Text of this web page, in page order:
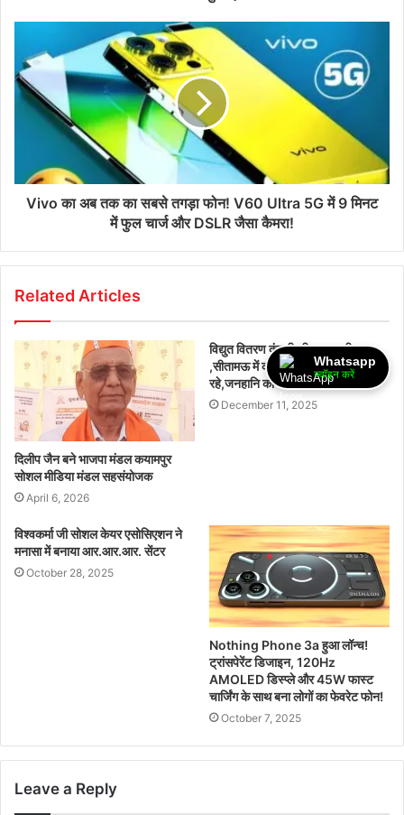
Vivo का अब तक का सबसे तगड़ा फोन! V60 Ultra 5G में 9 मिनट
में फुल चार्ज और DSLR जैसा कैमरा!
Related Articles
दिलीप जैन बने भाजपा मंडल कयामपुर
सोशल मीडिया मंडल सहसंयोजक
April 6, 2026
विद्युत वितरण कंपनी की लापरवाही
,सीतामऊ में कई स्थानों पर विद्युत तार झूल
रहे,जनहानि का बना अंदेशा
December 11, 2025
विश्वकर्मा जी सोशल केयर एसोसिएशन ने
मनासा में बनाया आर.आर.आर. सेंटर
October 28, 2025
Nothing Phone 3a हुआ लॉन्च!
ट्रांसपेरेंट डिजाइन, 120Hz
AMOLED डिस्प्ले और 45W फास्ट
चार्जिंग के साथ बना लोगों का फेवरेट फोन!
October 7, 2025
Leave a Reply
Whatsapp
ज्वॉइन करें